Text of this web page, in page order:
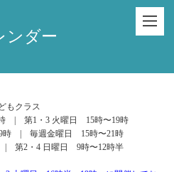
ンダー
もクラス
| 第1・3 火曜日 15時〜19時
時 | 毎週金曜日 15時〜21時
第2・4 日曜日 9時〜12時半